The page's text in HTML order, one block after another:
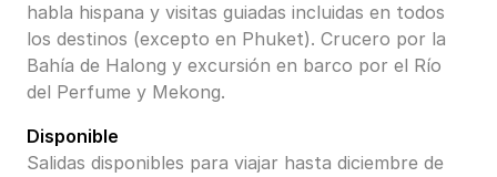
habla hispana y visitas guiadas incluidas en todos
los destinos (excepto en Phuket). Crucero por la
Bahía de Halong y excursión en barco por el Río
del Perfume y Mekong.
Disponible
Salidas disponibles para viajar hasta diciembre de